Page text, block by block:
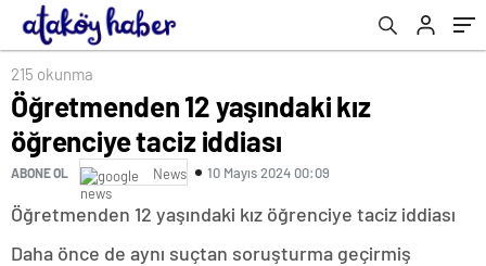
215 okunma
Öğretmenden 12 yaşındaki kız
öğrenciye taciz iddiası
ABONE OL News 10 Mayıs 2024 00:09
Öğretmenden 12 yaşındaki kız öğrenciye taciz iddiası
Daha önce de aynı suçtan soruşturma geçirmiş